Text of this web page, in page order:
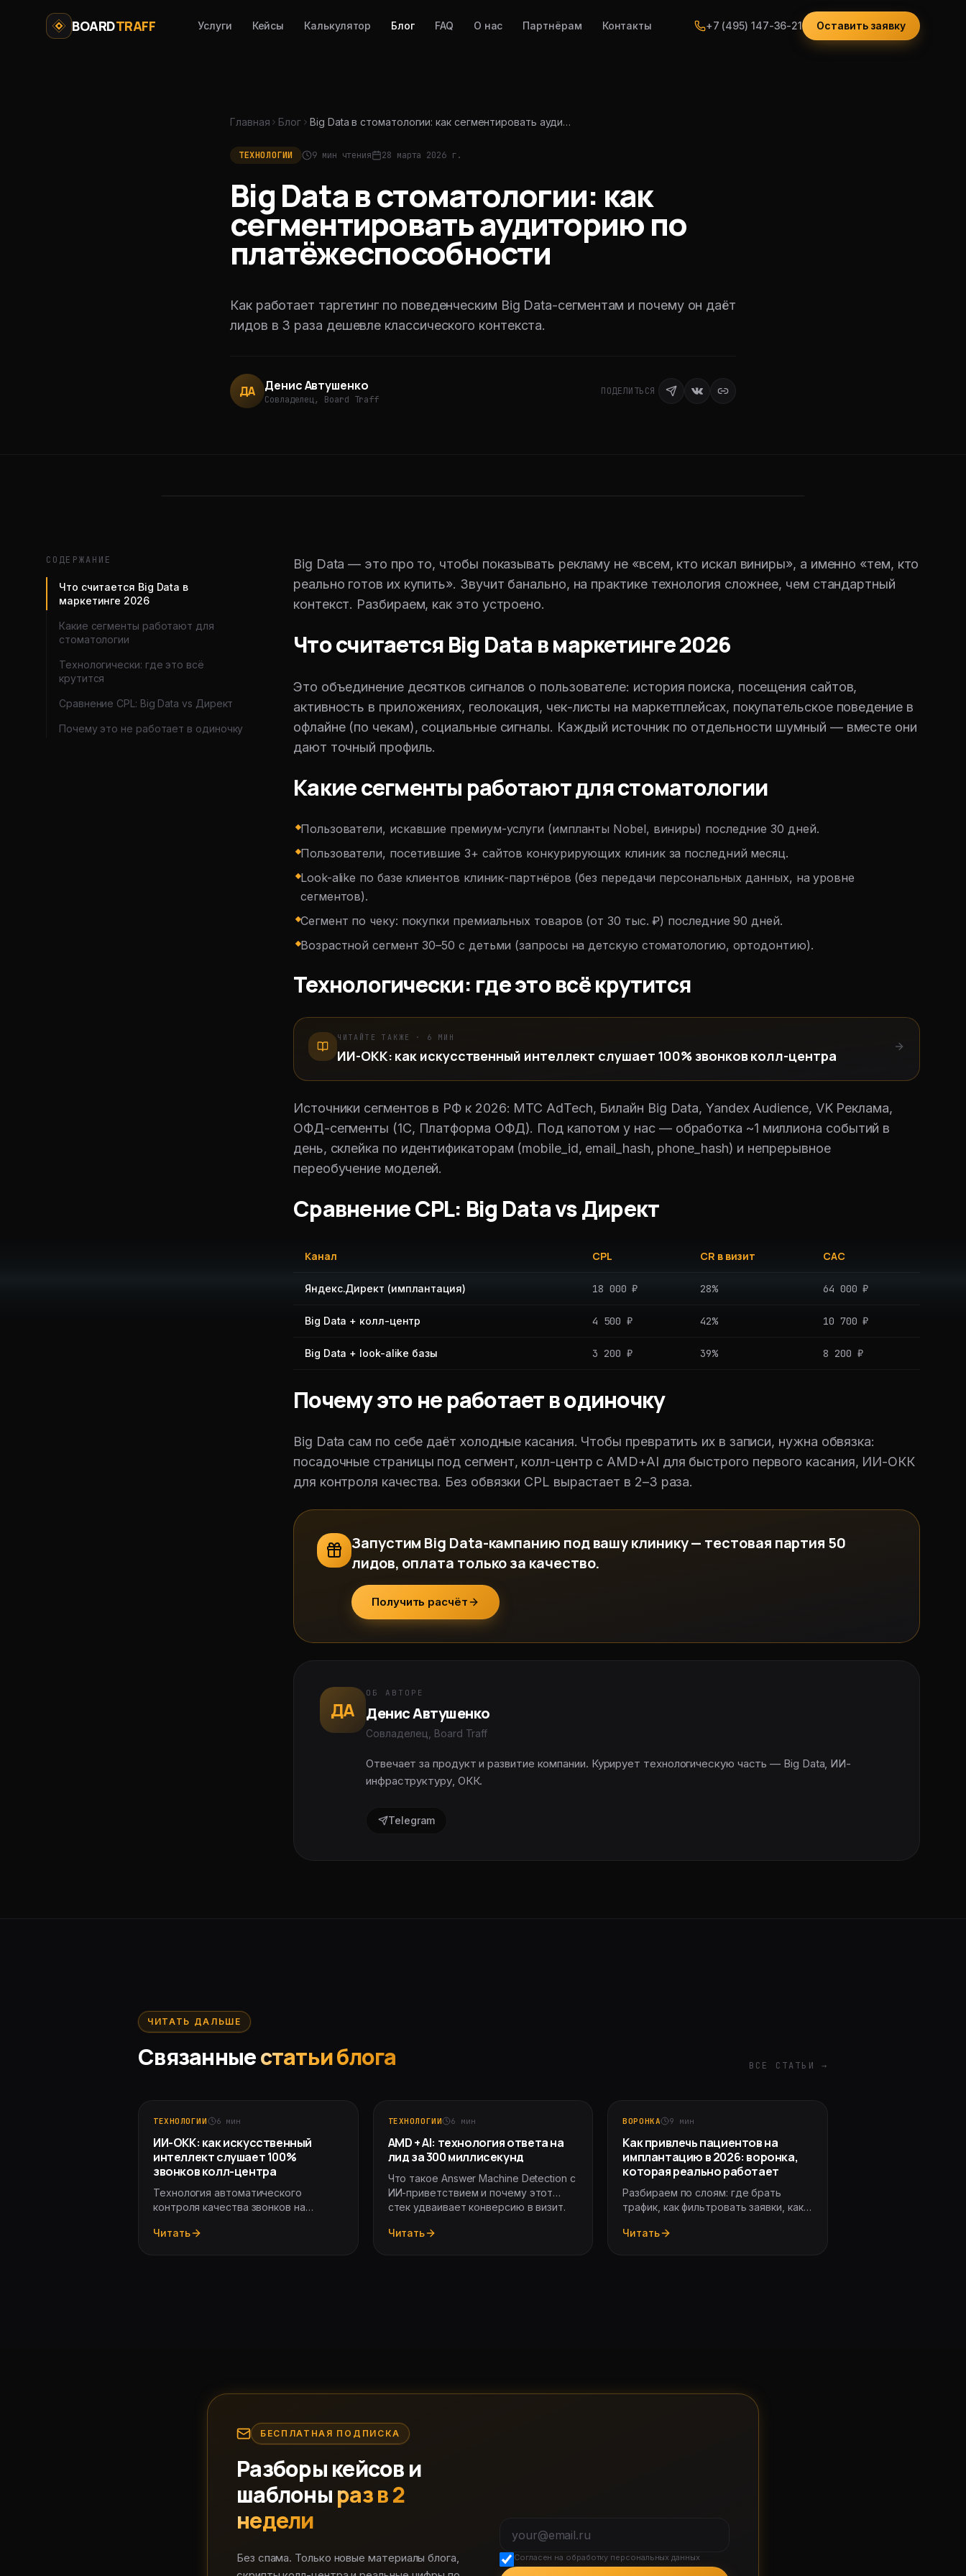
BOARDTRAFF Услуги Кейсы Калькулятор Блог FAQ О нас Партнёрам Контакты +7 (495) 147-36-21 Оставить заявку
Главная Блог Big Data в стоматологии: как сегментировать ауди…
ТЕХНОЛОГИИ 9мин чтения 28 марта 2026 г.
Big Data в стоматологии: как
сегментировать аудиторию по
платёжеспособности
Как работает таргетинг по поведенческим Big Data-сегментам и почему он даёт
лидов в 3 раза дешевле классического контекста.
ДА Денис Автушенко
Совладелец, Board Traff
ПОДЕЛИТЬСЯ
СОДЕРЖАНИЕ
Что считается Big Data в
маркетинге 2026
Какие сегменты работают для
стоматологии
Технологически: где это всё
крутится
Сравнение CPL: Big Data vs Директ
Почему это не работает в одиночку
Big Data — это про то, чтобы показывать рекламу не «всем, кто искал виниры», а именно «тем, кто
реально готов их купить». Звучит банально, на практике технология сложнее, чем стандартный
контекст. Разбираем, как это устроено.
Что считается Big Data в маркетинге 2026
Это объединение десятков сигналов о пользователе: история поиска, посещения сайтов,
активность в приложениях, геолокация, чек-листы на маркетплейсах, покупательское поведение в
офлайне (по чекам), социальные сигналы. Каждый источник по отдельности шумный — вместе они
дают точный профиль.
Какие сегменты работают для стоматологии
Пользователи, искавшие премиум-услуги (импланты Nobel, виниры) последние 30 дней.
Пользователи, посетившие 3+ сайтов конкурирующих клиник за последний месяц.
Look-alike по базе клиентов клиник-партнёров (без передачи персональных данных, на уровне
сегментов).
Сегмент по чеку: покупки премиальных товаров (от 30 тыс. ₽) последние 90 дней.
Возрастной сегмент 30–50 с детьми (запросы на детскую стоматологию, ортодонтию).
Технологически: где это всё крутится
ЧИТАЙТЕ ТАКЖЕ · 6 МИН
ИИ-ОКК: как искусственный интеллект слушает 100% звонков колл-центра
Источники сегментов в РФ к 2026: МТС AdTech, Билайн Big Data, Yandex Audience, VK Реклама,
ОФД-сегменты (1С, Платформа ОФД). Под капотом у нас — обработка ~1 миллиона событий в
день, склейка по идентификаторам (mobile_id, email_hash, phone_hash) и непрерывное
переобучение моделей.
Сравнение CPL: Big Data vs Директ
Канал CPL CR в визит CAC
Яндекс.Директ (имплантация) 18 000 ₽ 28% 64 000 ₽
Big Data + колл-центр 4 500 ₽ 42% 10 700 ₽
Big Data + look-alike базы 3 200 ₽ 39% 8 200 ₽
Почему это не работает в одиночку
Big Data сам по себе даёт холодные касания. Чтобы превратить их в записи, нужна обвязка:
посадочные страницы под сегмент, колл-центр с AMD+AI для быстрого первого касания, ИИ-ОКК
для контроля качества. Без обвязки CPL вырастает в 2–3 раза.
Запустим Big Data-кампанию под вашу клинику — тестовая партия 50
лидов, оплата только за качество.
Получить расчёт
ДА
ОБ АВТОРЕ
Денис Автушенко
Совладелец , Board Traff
Отвечает за продукт и развитие компании. Курирует технологическую часть — Big Data, ИИ-
инфраструктуру, ОКК.
Telegram
ЧИТАТЬ ДАЛЬШЕ
Связанныестатьи блога ВСЕ СТАТЬИ →
ТЕХНОЛОГИИ 6 мин
ИИ-ОКК: как искусственный
интеллект слушает 100%
звонков колл-центра
Технология автоматического
контроля качества звонков на
замеряет, и почему это убирает
Читать
ТЕХНОЛОГИИ 6 мин
AMD + AI: технология ответа на
лид за 300 миллисекунд
Что такое Answer Machine Detection с
ИИ-приветствием и почему этот
стек удваивает конверсию в визит.
Читать
ВОРОНКА 9 мин
Как привлечь пациентов на
имплантацию в 2026: воронка,
которая реально работает
Разбираем по слоям: где брать
трафик, как фильтровать заявки, как
клиник теряют дорогие услуги на
Читать
БЕСПЛАТНАЯ ПОДПИСКА
Разборы кейсов и
шаблоныраз в 2
недели
Без спама. Только новые материалы блога,
Согласен на обработку персональных данных